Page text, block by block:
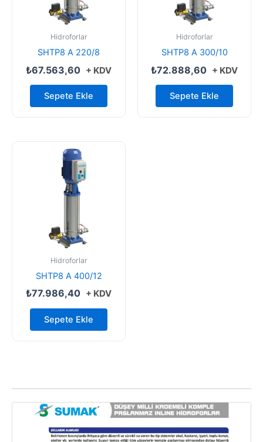
Hidroforlar
SHTP8 A 220/8
₺67.563,60 + KDV
Sepete Ekle
Hidroforlar
SHTP8 A 300/10
₺72.888,60 + KDV
Sepete Ekle
Hidroforlar
SHTP8 A 400/12
₺77.986,40 + KDV
Sepete Ekle